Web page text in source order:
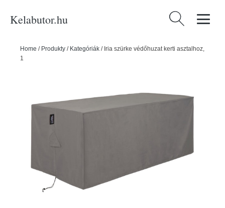
Kelabutor.hu Keresés:
Home / Produkty / Kategóriák / Iria szürke védőhuzat kerti asztalhoz,
110 x 210 cm - Kave Home